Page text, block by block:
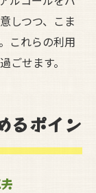
しつつ、こま
これらの利用
ごせます。
るポイン